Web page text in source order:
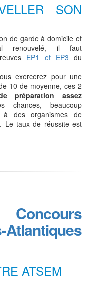
SON
de garde à domicile et
renouvelé, il faut
EP1 et EP3 du
exercerez pour une
10 de moyenne, ces 2
préparation assez
beaucoup
à des organismes de
Le taux de réussite est
ATSEM